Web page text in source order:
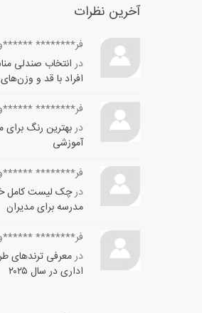
آخرین نظرات
فر********
در انتخاب صندلی
افراد با قد و
فر********
دربهترین رنگ
آموزشی
فر********
درچک لیست کامل
مدرسه برای مدیران
فر********
درمعرفی ترندهای
اداری در سال ۲۰۲۵